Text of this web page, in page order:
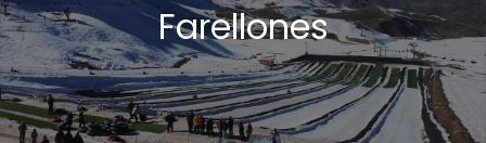
Farellones